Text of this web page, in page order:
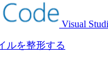
Visual
ルを整形する